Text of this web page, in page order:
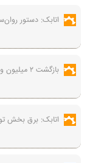
اتابک: دستور
بازگشت ۲ میلیون و ۲۹۸ هزار زائر به کشور
اتابک: برق بخش